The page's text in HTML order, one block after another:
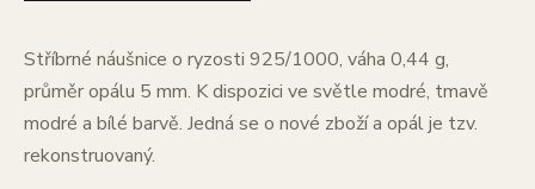
Stříbrné náušnice o ryzosti 925/1000, váha 0,44 g,
průměr opálu 5 mm. K dispozici ve světle modré, tmavě
modré a bílé barvě. Jedná se o nové zboží a opál je tzv.
rekonstruovaný.